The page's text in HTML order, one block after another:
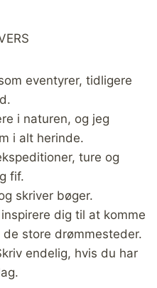
eventyrer, tidligere
i naturen, og jeg
i alt herinde.
ture og
fif.
skriver bøger.
dig til at komme
store drømmesteder.
endelig, hvis du har